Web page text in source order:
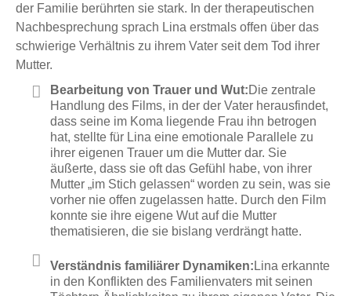
der Familie berührten sie stark. In der therapeutischen
Nachbesprechung sprach Lina erstmals offen über das
schwierige Verhältnis zu ihrem Vater seit dem Tod ihrer
Mutter.
Bearbeitung von Trauer und Wut:Die zentrale
Handlung des Films, in der der Vater herausfindet,
dass seine im Koma liegende Frau ihn betrogen
hat, stellte für Lina eine emotionale Parallele zu
ihrer eigenen Trauer um die Mutter dar. Sie
äußerte, dass sie oft das Gefühl habe, von ihrer
Mutter „im Stich gelassen“ worden zu sein, was sie
vorher nie offen zugelassen hatte. Durch den Film
konnte sie ihre eigene Wut auf die Mutter
thematisieren, die sie bislang verdrängt hatte.
Verständnis familiärer Dynamiken: Lina erkannte
in den Konflikten des Familienvaters mit seinen